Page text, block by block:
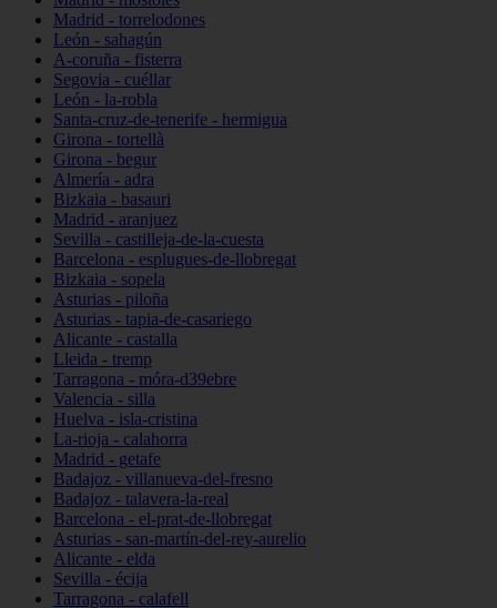
Madrid - torrelodones
León - sahagún
A-coruña - fisterra
Segovia - cuéllar
León - la-robla
Santa-cruz-de-tenerife - hermigua
Girona - tortellà
Girona - begur
Almería - adra
Bizkaia - basauri
Madrid - aranjuez
Sevilla - castilleja-de-la-cuesta
Barcelona - esplugues-de-llobregat
Bizkaia - sopela
Asturias - piloña
Asturias - tapia-de-casariego
Alicante - castalla
Lleida - tremp
Tarragona - móra-d39ebre
Valencia - silla
Huelva - isla-cristina
La-rioja - calahorra
Madrid - getafe
Badajoz - villanueva-del-fresno
Badajoz - talavera-la-real
Barcelona - el-prat-de-llobregat
Asturias - san-martín-del-rey-aurelio
Alicante - elda
Sevilla - écija
Tarragona - calafell